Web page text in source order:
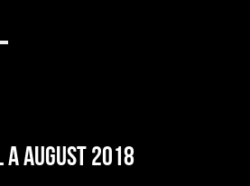
a august 2018